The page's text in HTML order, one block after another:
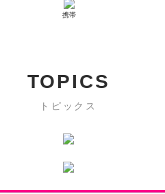
携帯
TOPICS
トピックス